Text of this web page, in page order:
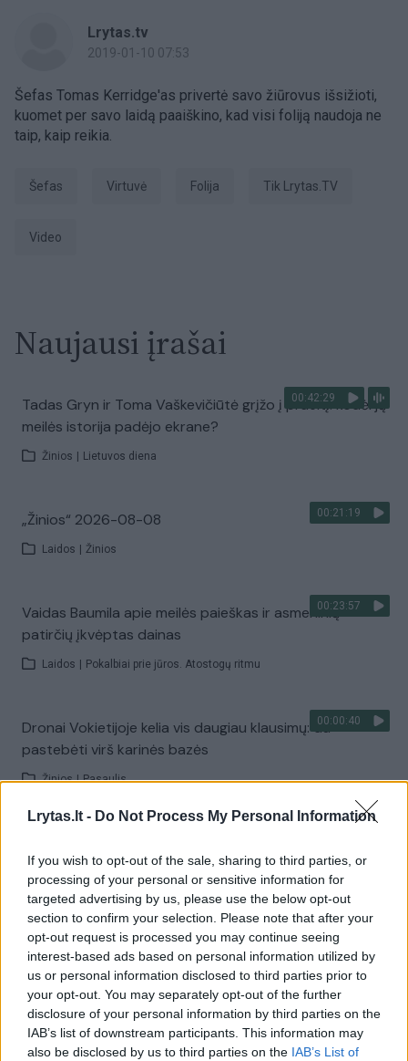
Lrytas.lt - Do Not Process My Personal Information
If you wish to opt-out of the sale, sharing to third parties, or
processing of your personal or sensitive information for
targeted advertising by us, please use the below opt-out
section to confirm your selection. Please note that after your
opt-out request is processed you may continue seeing
interest-based ads based on personal information utilized by
us or personal information disclosed to third parties prior to
your opt-out. You may separately opt-out of the further
disclosure of your personal information by third parties on the
IAB’s list of downstream participants. This information may
also be disclosed by us to third parties on the IAB’s List of
Lrytas.tv
2019-01-10 07:53
Šefas Tomas Kerridge'as privertė savo žiūrovus išsižioti,
kuomet per savo laidą paaiškino, kad visi foliją naudoja ne
taip, kaip reikia.
šefas virtuvė folija tik Lrytas.TV
Video
Naujausi įrašai
00:42:29
Tadas Gryn ir Toma Vaškevičiūtė grįžo į praeitį: kodėl jų
meilės istorija padėjo ekrane?
Žinios Lietuvos diena
00:21:19
„Žinios“ 2026-08-08
Laidos Žinios
00:23:57
Vaidas Baumila apie meilės paieškas ir asmeninių
patirčių įkvėptas dainas
Laidos Pokalbiai prie jūros. Atostogų ritmu
00:00:40
Dronai Vokietijoje kelia vis daugiau klausimų: du
pastebėti virš karinės bazės
Žinios | Pasaulis
Žiūrimiausi įrašai
00:00:30
Vaizdai iš tragiškos avarijos Vilniaus r.: dviejų moterų ir
vaiko gyvybių išgelbėti nepavyko